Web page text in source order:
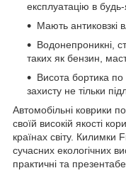
експлуатацію в будь-
Мають антиковзкі
Водонепроникні,
таких як бензин,
Висота бортика
захисту не тільки
Автомобільні коврики
своїй високій якості
країнах світу. Килимки
сучасних екологічних
практичні та